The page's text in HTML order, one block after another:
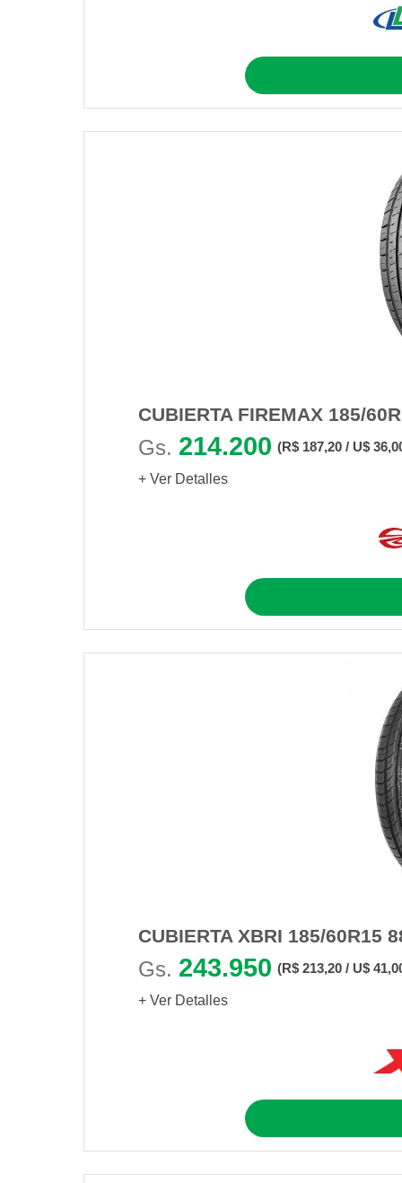
CUBIERTA FIREMAX 185/
Gs. 214.200 (R$ 187,20 / U$
+ Ver Detalles
CUBIERTA XBRI 185/60R15
Gs. 243.950 (R$ 213,20 / U$
+ Ver Detalles